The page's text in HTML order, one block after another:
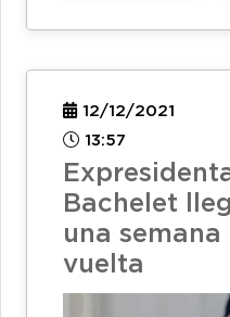
12/12/2021
13:57
Bachelet
una
vuelta